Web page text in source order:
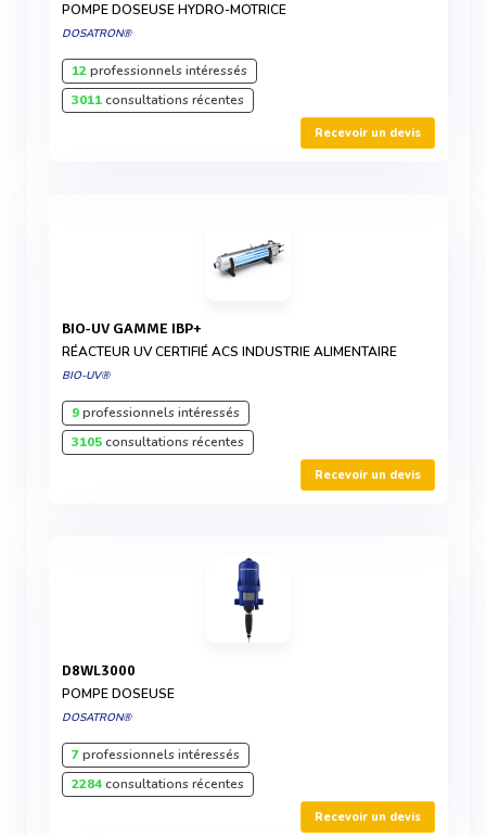
POMPE DOSEUSE HYDRO-MOTRICE
DOSATRON®
12professionnels intéressés
3011consultations récentes
Recevoir un devis
BIO-UV GAMME IBP+
RÉACTEUR UV CERTIFIÉ ACS INDUSTRIE ALIMENTAIRE
BIO-UV®
9professionnels intéressés
3105consultations récentes
Recevoir un devis
D8WL3000
POMPE DOSEUSE
DOSATRON®
7professionnels intéressés
2284consultations récentes
Recevoir un devis